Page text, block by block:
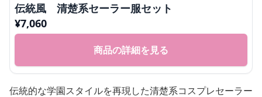
伝統風 清楚系セーラー服セット
¥7,060
商品の詳細を見る
伝統的な学園スタイルを再現した清楚系コスプレセーラー